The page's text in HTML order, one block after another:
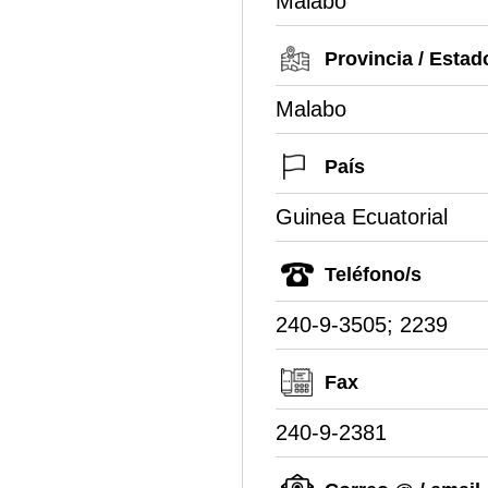
Provincia /
Malabo
País
Guinea Ecuatorial
Teléfono/s
240-9-3505; 2239
Fax
240-9-2381